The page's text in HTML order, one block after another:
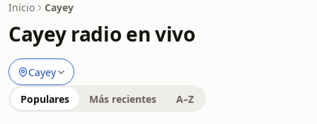
Inicio Cayey
Cayey radio en vivo
Cayey
Populares Más recientes A–Z